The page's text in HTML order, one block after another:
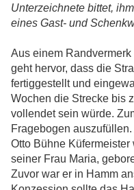
Unterzeichnete bittet,
eines Gast- und
Aus einem
geht hervor, dass die
fertiggestellt und
Wochen die Strecke bis
vollendet sein würde.
Fragebogen
Otto Bühne
seiner Frau Maria,
Zuvor war er in Hamm